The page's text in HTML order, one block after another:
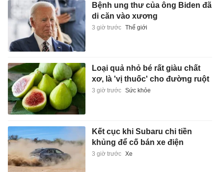
Bệnh ung thư của ông Biden đã
di căn vào xương
3 giờ trước Thế giới
Loại quả nhỏ bé rất giàu chất
xơ, là 'vị thuốc' cho đường ruột
3 giờ trước Sức khỏe
Kết cục khi Subaru chi tiền
khủng để cố bán xe điện
3 giờ trước Xe